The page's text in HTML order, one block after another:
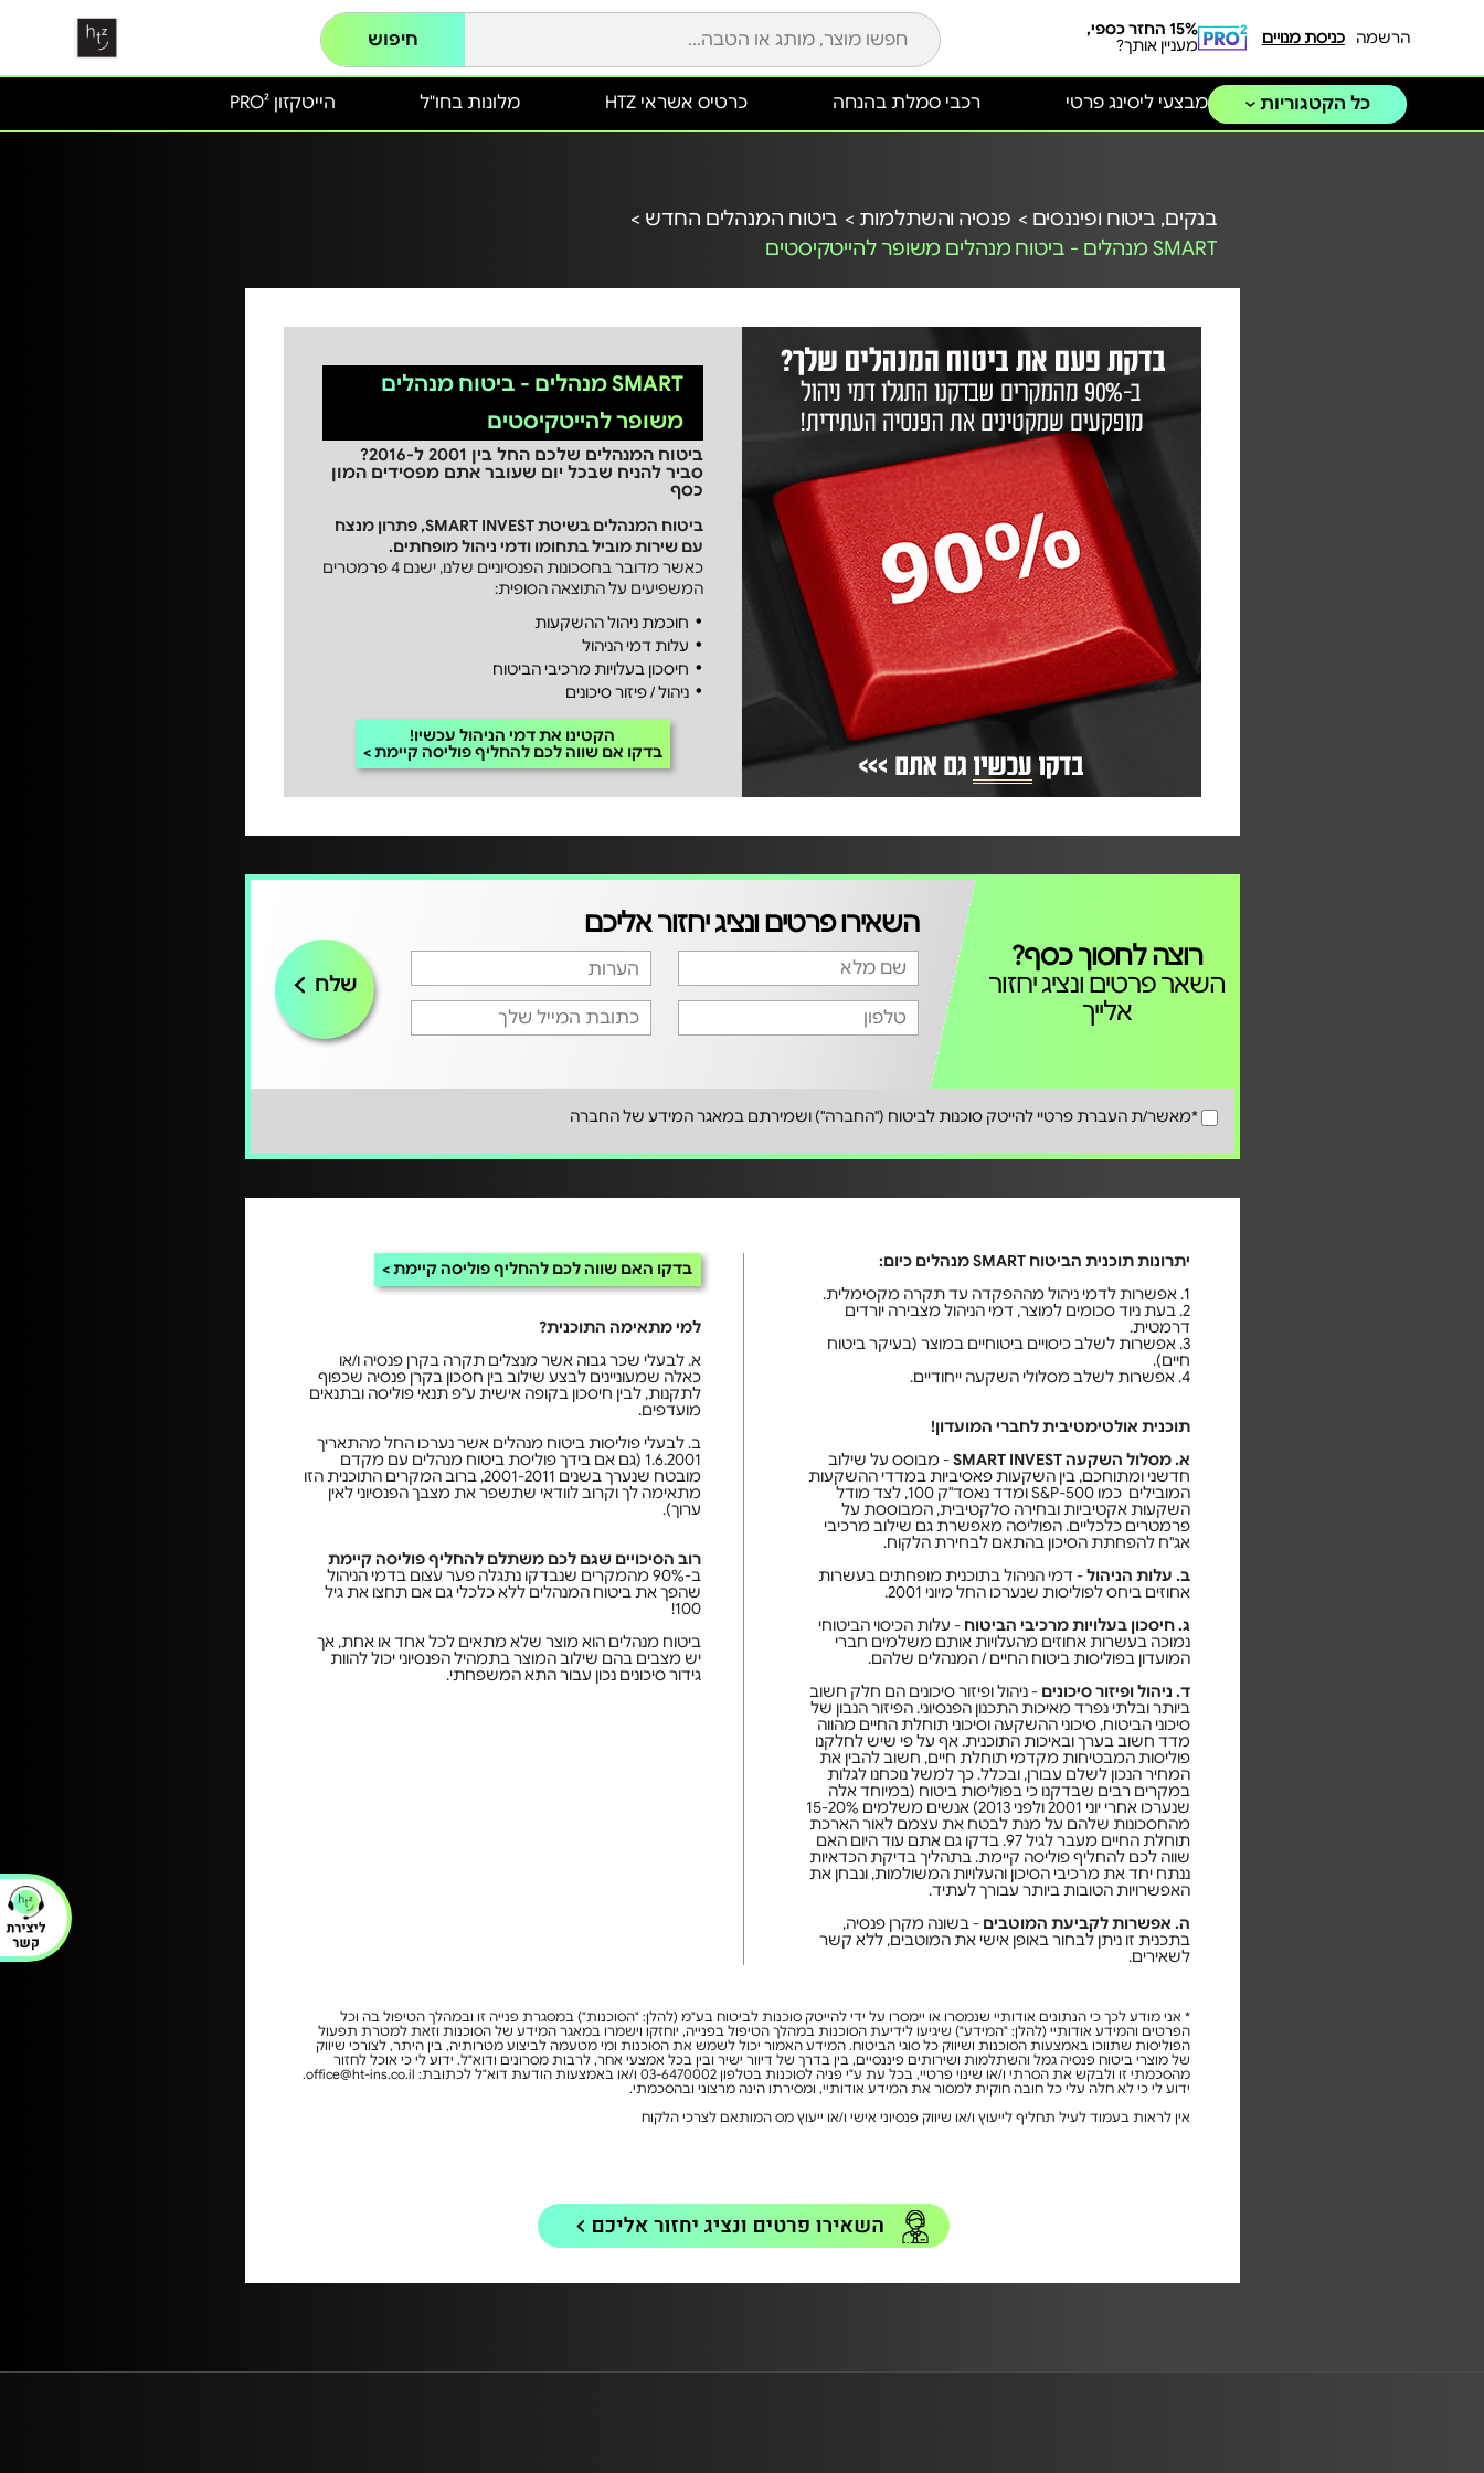
הרשמה כניסת מנויים
15% החזר כספי,
מעניין אותך?
חיפוש
כל הקטגוריות הייטקזון PRO² מלונות בחו"ל כרטיס אשראי HTZ מבצעי ליסינג פרטי רכבי סמלת בהנחה
בנקים, ביטוח ופיננסים > פנסיה והשתלמות > ביטוח המנהלים החדש >
SMART מנהלים - ביטוח מנהלים משופר להייטקיסטים
SMART מנהלים - ביטוח מנהלים
משופר להייטקיסטים
ביטוח המנהלים שלכם החל בין 2001 ל-2016?
סביר להניח שבכל יום שעובר אתם מפסידים המון
כסף
ביטוח המנהלים בשיטת SMARTINVEST, פתרון מנצח
עם שירות מוביל בתחומו ודמי ניהול מופחתים.
כאשר מדובר בחסכונות הפנסיוניים שלנו, ישנם 4 פרמטרים
המשפיעים על התוצאה הסופית:
חוכמת ניהול ההשקעות
עלות דמי הניהול
חיסכון בעלויות מרכיבי הביטוח
ניהול / פיזור סיכונים
הקטינו את דמי הניהול עכשיו!
בדקו אם שווה לכם להחליף פוליסה קיימת
רוצה לחסוך כסף?
השאר פרטים ונציג יחזור
אלייך
השאירו פרטים ונציג יחזור אליכם
שלח
*מאשר/ת העברת פרטיי להייטק סוכנות לביטוח ("החברה") ושמירתם במאגר המידע של החברה
יתרונות תוכנית הביטוח SMART מנהלים כיום:
1. אפשרות לדמי ניהול מההפקדה עד תקרה מקסימלית.
2. בעת ניוד סכומים למוצר, דמי הניהול מצבירה יורדים
דרמטית.
3. אפשרות לשלב כיסויים ביטוחיים במוצר (בעיקר ביטוח
חיים).
4. אפשרות לשלב מסלולי השקעה ייחודיים.
תוכנית אולטימטיבית לחברי המועדון!
א. מסלול השקעה SMART INVEST
- מבוסס על שילוב
חדשני ומתוחכם, בין השקעות פאסיביות במדדי ההשקעות
המובילים כמו S&P-500 ומדד נאסד"ק 100, לצד מודל
השקעות אקטיביות ובחירה סלקטיבית, המבוססת על
פרמטרים כלכליים. הפוליסה מאפשרת גם שילוב מרכיבי
אג"ח להפחתת הסיכון בהתאם לבחירת הלקוח.
ב. עלות הניהול- דמי הניהול בתוכנית מופחתים בעשרות
אחוזים ביחס לפוליסות שנערכו החל מיוני 2001.
ג. חיסכון בעלויות מרכיבי הביטוח - עלות הכיסוי הביטוחי
נמוכה בעשרות אחוזים מהעלויות אותם משלמים חברי
המועדון בפוליסות ביטוח החיים / המנהלים שלהם.
ד. ניהול ופיזור סיכונים - ניהול ופיזור סיכונים הם חלק חשוב
ביותר ובלתי נפרד מאיכות התכנון הפנסיוני. הפיזור הנבון של
סיכוני הביטוח, סיכוני ההשקעה וסיכוני תוחלת החיים מהווה
מדד חשוב בערך ובאיכות התוכנית. אף על פי שיש לחלקנו
פוליסות המבטיחות מקדמי תוחלת חיים, חשוב להבין את
המחיר הנכון לשלם עבורן, ובכלל. כך למשל נוכחנו לגלות
במקרים רבים שבדקנו כי בפוליסות ביטוח (במיוחד אלה
שנערכו אחרי יוני 2001 ולפני 2013) אנשים משלמים 15-20%
מהחסכונות שלהם על מנת לבטח את עצמם לאור הארכת
תוחלת החיים מעבר לגיל 97. בדקו גם אתם עוד היום האם
שווה לכם להחליף פוליסה קיימת. בתהליך בדיקת הכדאיות
ננתח יחד את מרכיבי הסיכון והעלויות המשולמות, ונבחן את
האפשרויות הטובות ביותר עבורך לעתיד.
ה. אפשרות לקביעת המוטבים - בשונה מקרן פנסיה,
בתכנית זו ניתן לבחור באופן אישי את המוטבים, ללא קשר
לשאירים.
בדקו האם שווה לכם להחליף פוליסה קיימת
למי מתאימה התוכנית?
א. לבעלי שכר גבוה אשר מנצלים תקרה בקרן פנסיה ו/או
כאלה שמעוניינים לבצע שילוב בין חסכון בקרן פנסיה שכפוף
לתקנות, לבין חיסכון בקופה אישית ע"פ תנאי פוליסה ובתנאים
מועדפים.
ב. לבעלי פוליסות ביטוח מנהלים אשר נערכו החל מהתאריך
1.6.2001 (גם אם בידך פוליסת ביטוח מנהלים עם מקדם
מובטח שנערך בשנים 2001-2011, ברוב המקרים התוכנית הזו
מתאימה לך וקרוב לוודאי שתשפר את מצבך הפנסיוני לאין
ערוך).
רוב הסיכויים שגם לכם משתלם להחליף פוליסה קיימת
ב-90% מהמקרים שנבדקו נתגלה פער עצום בדמי הניהול
שהפך את ביטוח המנהלים ללא כלכלי גם אם תחצו את גיל
100!
ביטוח מנהלים הוא מוצר שלא מתאים לכל אחד או אחת, אך
יש מצבים בהם שילוב המוצר בתמהיל הפנסיוני יכול להוות
גידור סיכונים נכון עבור התא המשפחתי.
* אני מודע לכך כי הנתונים אודותיי שנמסרו או יימסרו על ידי להייטק סוכנות לביטוח בע"מ (להלן: "הסוכנות") במסגרת פנייה זו ובמהלך הטיפול בה וכל
הפרטים והמידע אודותיי (להלן: "המידע") שיגיעו לידיעת הסוכנות במהלך הטיפול בפנייה, יוחזקו וישמרו במאגר המידע של הסוכנות וזאת למטרת תפעול
הפוליסות שתווכו באמצעות הסוכנות ושיווק כל סוגי הביטוח. המידע האמור יכול לשמש את הסוכנות ומי מטעמה לביצוע מטרותיה, בין היתר, לצורכי שיווק
של מוצרי ביטוח פנסיה גמל והשתלמות ושירותים פיננסיים, בין בדרך של דיוור ישיר ובין בכל אמצעי אחר, לרבות מסרונים ודוא"ל. ידוע לי כי אוכל לחזור
מהסכמתי זו ולבקש את הסרתי ו/או שינוי פרטיי, בכל עת ע"י פניה לסוכנות בטלפון 03-6470002 ו/או באמצעות הודעת דוא"ל לכתובת: office@ht-ins.co.il.
ידוע לי כי לא חלה עלי כל חובה חוקית למסור את המידע אודותיי, ומסירתו הינה מרצוני ובהסכמתי.
אין לראות בעמוד לעיל תחליף לייעוץ ו/או שיווק פנסיוני אישי ו/או ייעוץ מס המותאם לצרכי הלקוח